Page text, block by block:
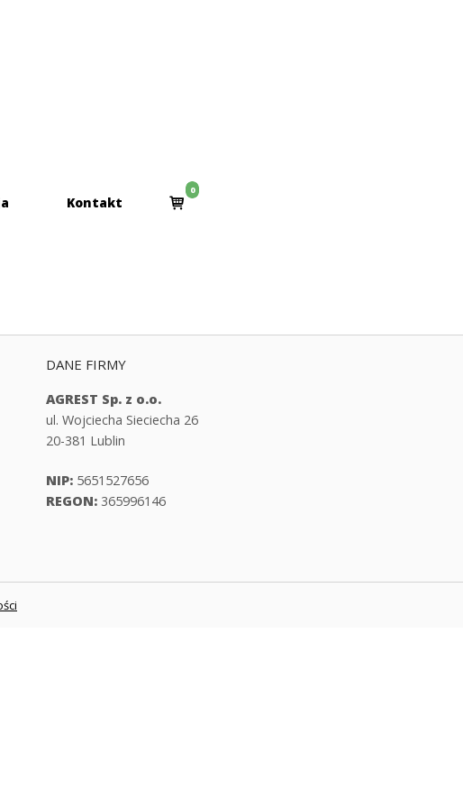
Kontakt
View
shopping
0
DANE FIRMY
AGREST Sp. z o.o.
ul. Wojciecha Sieciecha 26
20-381 Lublin
NIP:5651527656
REGON:365996146